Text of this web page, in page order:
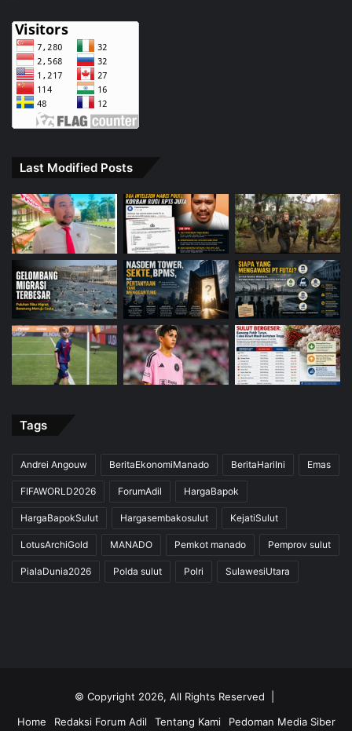
Last Modified Posts
Tags
Andrei Angouw BeritaEkonomiManado BeritaHariIni Emas
FIFAWORLD2026 ForumAdil HargaBapok
HargaBapokSulut Hargasembakosulut KejatiSulut
LotusArchiGold MANADO Pemkot manado Pemprov sulut
PialaDunia2026 Polda sulut Polri SulawesiUtara
© Copyright 2026, All Rights Reserved |
Home
Redaksi Forum Adil Tentang Kami Pedoman Media Siber